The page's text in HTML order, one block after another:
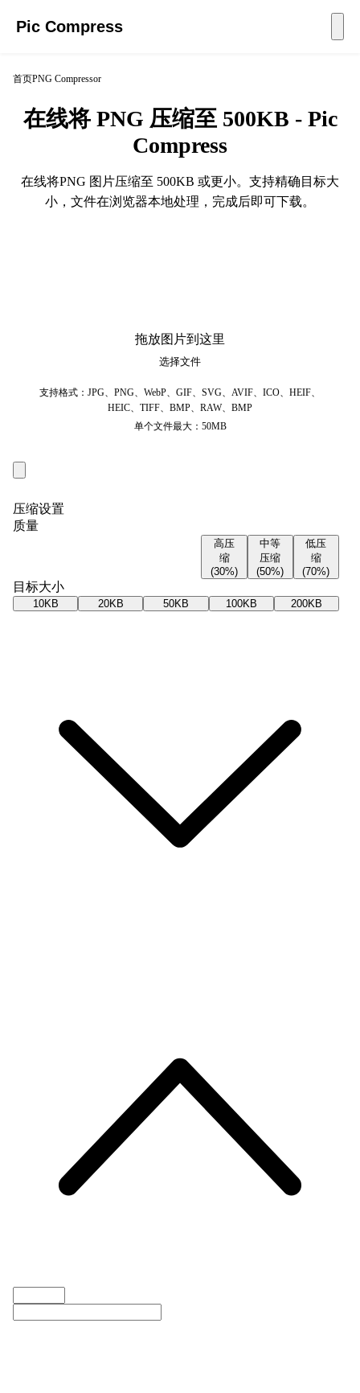
Pic Compress
首页PNG Compressor
在线将 PNG 压缩至 500KB - Pic
Compress
在线将PNG 图片压缩至 500KB 或更小。支持精确目标大
小，文件在浏览器本地处理，完成后即可下载。
拖放图片到这里
选择文件
支持格式：JPG、PNG、WebP、GIF、SVG、AVIF、ICO、HEIF、
HEIC、TIFF、BMP、RAW、BMP
单个文件最大：50MB
压缩设置
质量
高压
缩
(30%)
中等
压缩
(50%)
低压
缩
(70%)
目标大小
10KB 20KB 50KB 100KB 200KB